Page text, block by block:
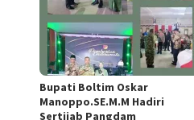
Bupati Boltim Oskar
Manoppo.SE.M.M Hadiri
Sertijab Pangdam